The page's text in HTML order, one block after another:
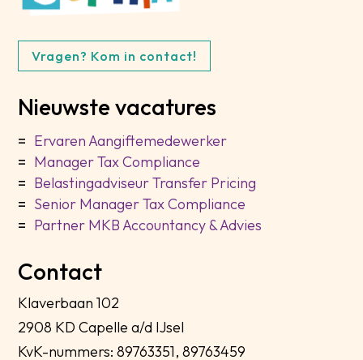
Vragen? Kom in contact!
Nieuwste vacatures
Ervaren Aangiftemedewerker
Manager Tax Compliance
Belastingadviseur Transfer Pricing
Senior Manager Tax Compliance
Partner MKB Accountancy & Advies
Contact
Klaverbaan 102
2908 KD Capelle a/d IJsel
KvK-nummers: 89763351, 89763459